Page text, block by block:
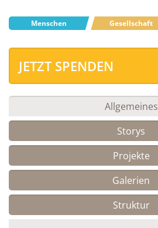
Menschen Gesellschaft
JETZT SPENDEN
Allgemeines
Storys
Projekte
Galerien
Struktur